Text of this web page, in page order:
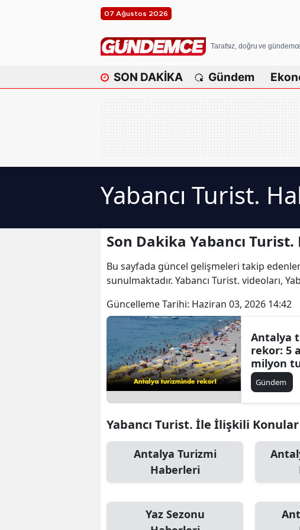
07 Ağustos 2026
Tarafsız, doğru ve
SON DAKİKA Gündem
Yabancı Turist.
Son Dakika Yabancı
Bu sayfada güncel gelişmeleri takip
sunulmaktadır. Yabancı Turist. videoları,
Güncelleme Tarihi: Haziran 03, 2026 14:42
Antalya
rekor: 5
milyon
Gündem
Yabancı Turist. İle İlişkili Konular
Antalya Turizmi
Haberleri
Yaz Sezonu